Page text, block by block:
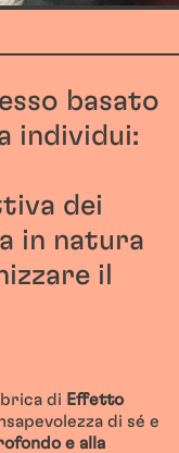
basato
individui:
dei
in natura
il
di Effetto
di sé e
e alla